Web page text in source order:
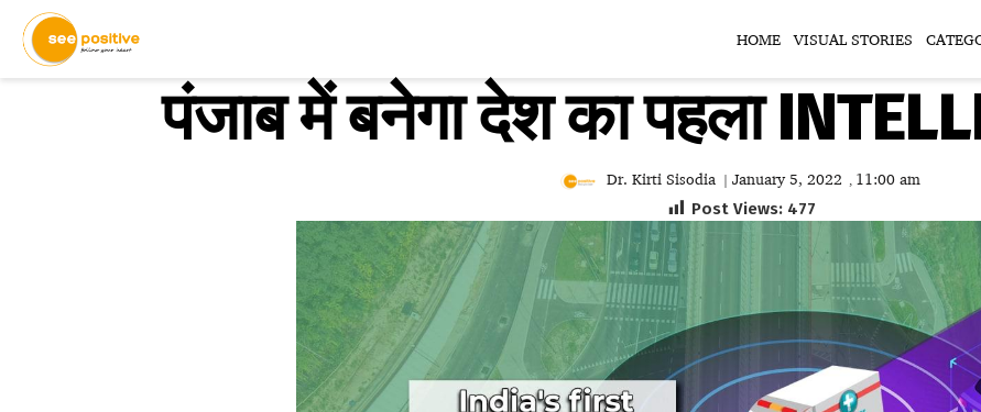
HOME VISUAL STORIES
पंजाब में बनेगा देश का पहला
Dr. Kirti Sisodia | January 5, 2022 , 11:00 am
Post Views: 477